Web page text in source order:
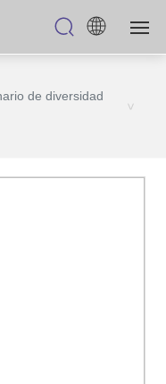
de diversidad